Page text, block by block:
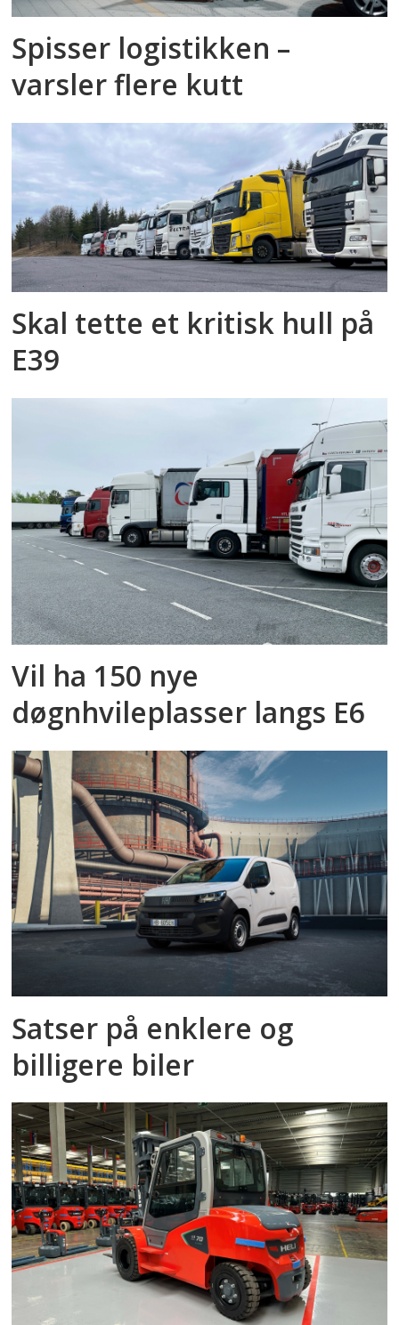
Spisser logistikken –
varsler flere kutt
Skal tette et kritisk hull på
E39
Vil ha 150 nye
døgnhvileplasser langs E6
Satser på enklere og
billigere biler